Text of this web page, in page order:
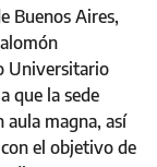
Buenos Aires,
Universitario
que la sede
aula magna, así
el objetivo de